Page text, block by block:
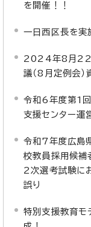
を開催！！
一日西区長を実
2024年8月22
議（8月定例会）
令和6年度第1
支援センター運
令和7年度広島
校教員採用候
2次選考試験に
誤り
特別支援教育モ